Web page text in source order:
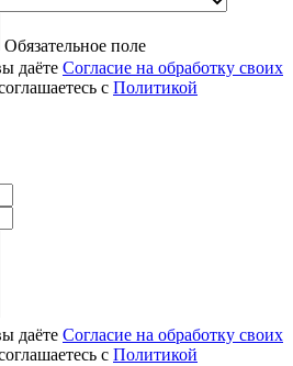
Обязательное поле
даёте Согласие на обработку своих
с Политикой
даёте Согласие на обработку своих
с Политикой